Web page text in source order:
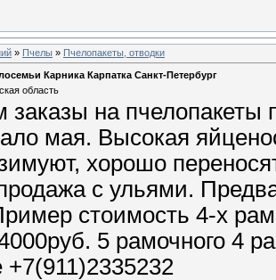
» Пчелы » Пчелопакеты, отводки
Карника Карпатка Санкт-Петербург
область
на пчелопакеты
мая. Высокая
хорошо
с ульями.
стоимость 4-х
5 рамочного 4
+7(911)2335232